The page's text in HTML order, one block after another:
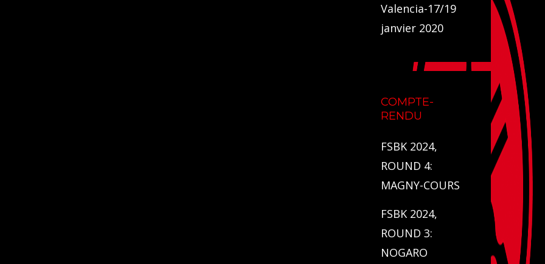
Valencia-17/19
janvier 2020
COMPTE-
RENDU
FSBK 2024,
ROUND 4:
MAGNY-COURS
FSBK 2024,
ROUND 3:
NOGARO